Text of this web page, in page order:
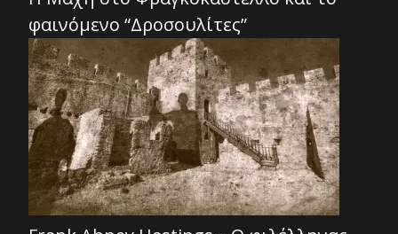
φαινόμενο “Δροσουλίτες”